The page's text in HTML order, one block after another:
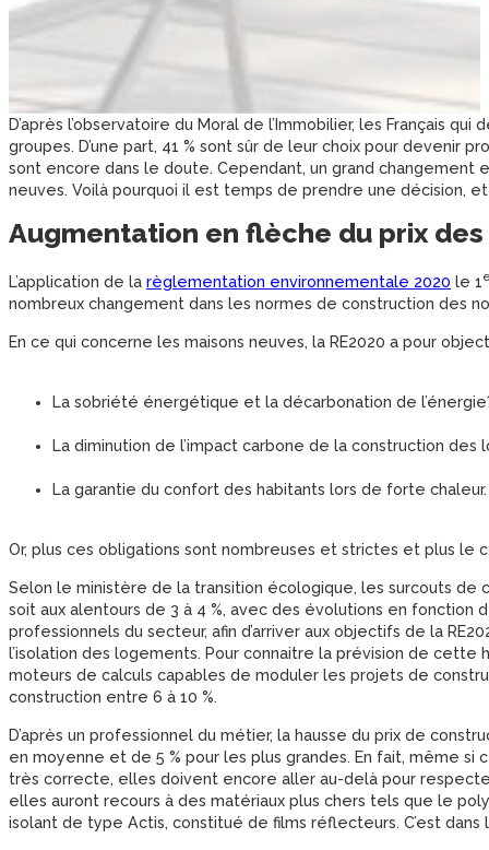
D’après l’observatoire du Moral de l’Immobilier, les Français
groupes. D’une part, 41 % sont sûr de leur choix pour devenir
sont encore dans le doute. Cependant, un grand changement
neuves. Voilà pourquoi il est temps de prendre une décision,
Augmentation en flèche du prix des
L’application de la règlementation environnementale 2020 le 1
nombreux changement dans les normes de construction des
En ce qui concerne les maisons neuves, la RE2020 a pour
La sobriété énergétique et la décarbonation de
La diminution de l’impact carbone de la construction des
La garantie du confort des habitants lors de forte chaleur.
Or, plus ces obligations sont nombreuses et strictes et plus le
Selon le ministère de la transition écologique, les surcouts de
soit aux alentours de 3 à 4 %, avec des évolutions en fonction
professionnels du secteur, afin d’arriver aux objectifs de la
l’isolation des logements. Pour connaitre la prévision de
moteurs de calculs capables de moduler les projets de
construction entre 6 à 10 %.
D’après un professionnel du métier, la hausse du prix de
en moyenne et de 5 % pour les plus grandes. En fait, même
très correcte, elles doivent encore aller au-delà pour
elles auront recours à des matériaux plus chers tels que le
isolant de type Actis, constitué de films réflecteurs. C’est